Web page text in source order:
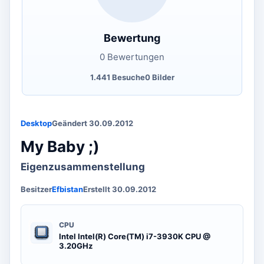
DesktopGeändert 30.09.2012
My Baby ;)
Eigenzusammenstellung
BesitzerEfbistanErstellt 30.09.2012
CPU
Intel Intel(R) Core(TM) i7-3930K CPU @
3.20GHz
Bewertung
0 Bewertungen
1.441 Besuche0 Bilder